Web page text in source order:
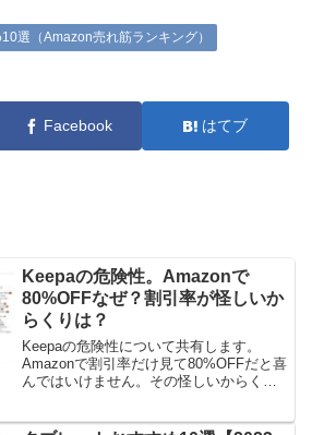
選（Amazon売れ筋ランキング）
Facebook はてブ
Keepaの危険性。Amazonで
80%OFFなぜ？割引率が怪しいか
らくりは？
Keepaの危険性について共有します。
Amazonで割引率だけ見て80%OFFだと喜
んではいけません。その怪しいからくり